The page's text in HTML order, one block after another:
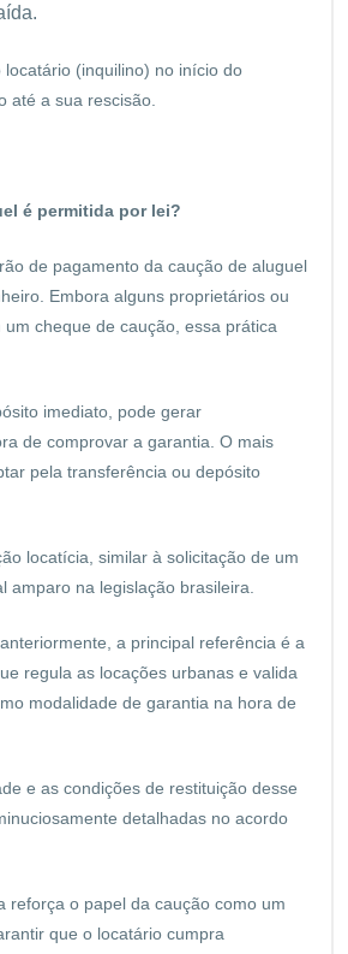
(inquilino) no início do
até a sua rescisão.
é permitida por lei?
de pagamento da caução de aluguel
Embora alguns proprietários ou
um cheque de caução, essa prática
imediato, pode gerar
de comprovar a garantia. O mais
pela transferência ou depósito
locatícia, similar à solicitação de um
amparo na legislação brasileira.
a principal referência é a
regula as locações urbanas e valida
modalidade de garantia na hora de
e as condições de restituição desse
detalhadas no acordo
reforça o papel da caução como um
que o locatário cumpra